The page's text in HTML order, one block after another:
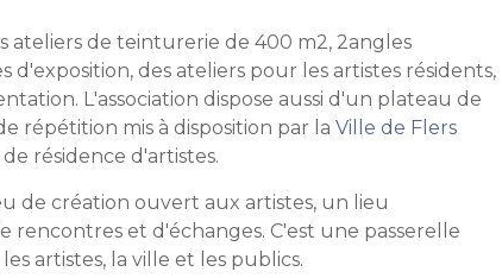
ateliers de teinturerie de 400 m2, 2angles
d'exposition, des ateliers pour les artistes résidents,
L'association dispose aussi d'un plateau de
répétition mis à disposition par la Ville de Flers
résidence d'artistes.
de création ouvert aux artistes, un lieu
rencontres et d'échanges. C'est une passerelle
artistes, la ville et les publics.